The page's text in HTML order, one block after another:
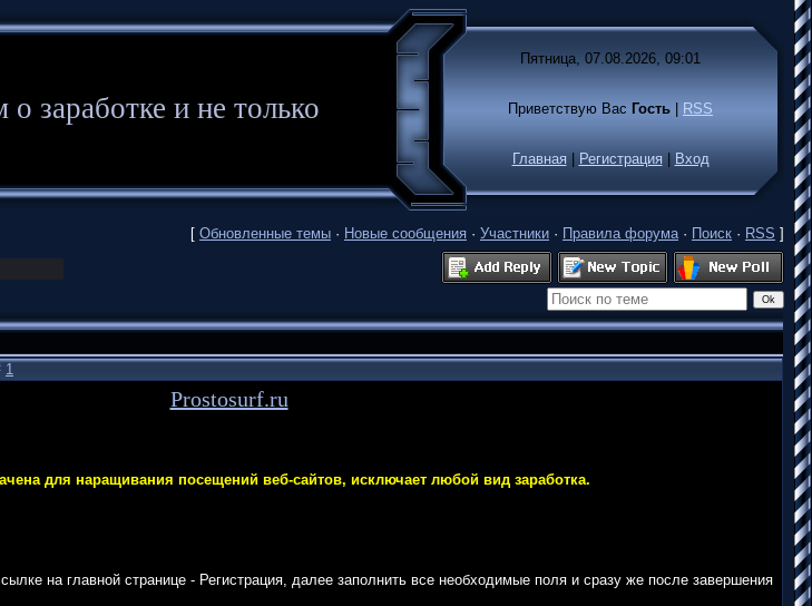
о заработке и не только
Пятница, 07.08.2026, 09:01
Приветствую Вас Гость RSS
Главная Регистрация Вход
[ Обновленные темы · Новые сообщения · Участники · Правила форума· Поиск · RSS ]
1
Prostosurf.ru
для наращивания посещений веб-сайтов, исключает любой вид заработка.
на главной странице - Регистрация, далее заполнить все необходимые поля и сразу же после завершения